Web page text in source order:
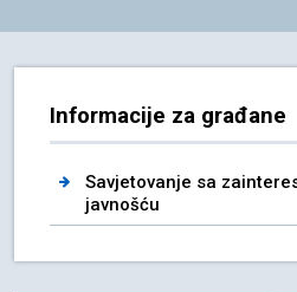
Informacije za građane
Savjetovanje sa
javnošću